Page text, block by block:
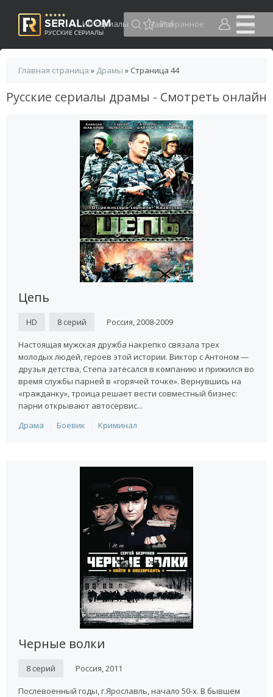
HD сериалы Избранное Вход
Главная страница » Драмы » Страница 44
Русские сериалы драмы - Смотреть онлайн
Цепь
HD 8 серий Россия, 2008-2009
Настоящая мужская дружба накрепко связала трех
молодых людей, героев этой истории. Виктор с Антоном —
друзья детства, Степа затесался в компанию и прижился во
время службы парней в «горячей точке». Вернувшись на
«гражданку», троица решает вести совместный бизнес:
парни открывают автосервис...
Драма
Боевик Криминал
Черные волки
8 серий Россия, 2011
Послевоенный годы, г.Ярославль, начало 50-х. В бывшем